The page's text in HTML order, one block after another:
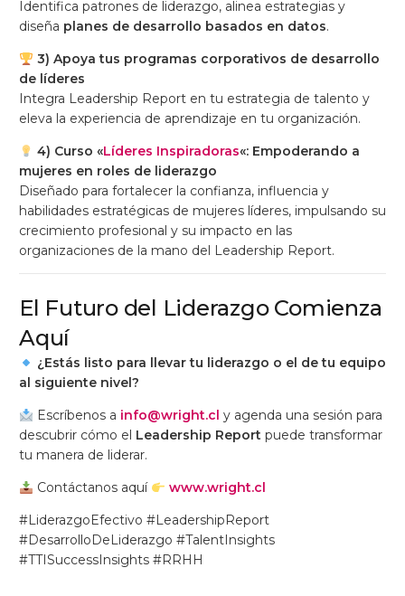
Identifica patrones de liderazgo, alinea estrategias y
diseña planes de desarrollo basados en datos.
3) Apoya tus programas corporativos de desarrollo
de líderes
Integra Leadership Report en tu estrategia de talento y
eleva la experiencia de aprendizaje en tu organización.
4) Curso «Líderes Inspiradoras«: Empoderando a
mujeres en roles de liderazgo
Diseñado para fortalecer la confianza, influencia y
habilidades estratégicas de mujeres líderes, impulsando su
crecimiento profesional y su impacto en las
organizaciones de la mano del Leadership Report.
El Futuro del Liderazgo Comienza
Aquí
¿Estás listo para llevar tu liderazgo o el de tu equipo
al siguiente nivel?
Escríbenos a info@wright.cl y agenda una sesión para
descubrir cómo el Leadership Report puede transformar
tu manera de liderar.
Contáctanos aquí
www.wright.cl
#LiderazgoEfectivo #LeadershipReport
#DesarrolloDeLiderazgo #TalentInsights
#TTISuccessInsights #RRHH